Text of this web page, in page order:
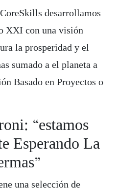
desarrollamos
XXI con una visión
la prosperidad y el
sumado a el planeta a
Basado en Proyectos o
“estamos
Esperando La
una selección de